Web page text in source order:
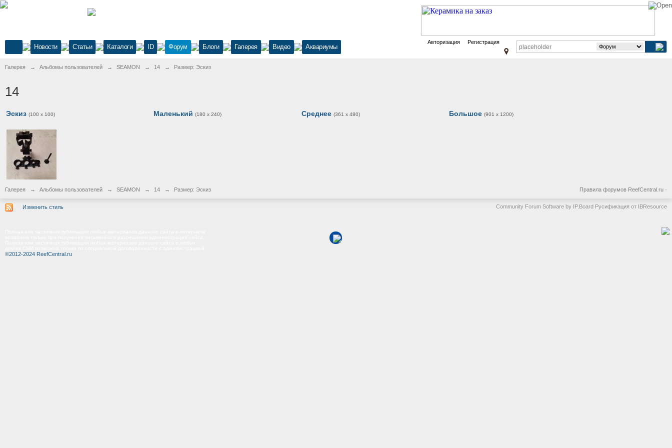
Новости Статьи Каталоги ID Форум Блоги Галерея Видео Аквариумы
Авторизация Регистрация
Галерея → Альбомы пользователей → SEAMON → 14 → Размер: Эскиз
14
Эскиз (100 x 100) Маленький (180 x 240) Среднее (361 x 480) Большое (901 x 1200)
Галерея → Альбомы пользователей → SEAMON → 14 → Размер: Эскиз Правила форумов ReefCentral.ru ·
Изменить стиль Community Forum Software by IP.Board Русификация от IBResource
©2012-2024 ReefCentral.ru